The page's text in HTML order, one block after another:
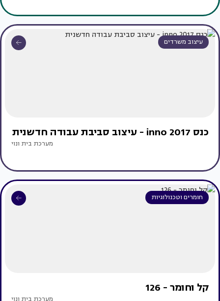
עיצוב משרדים
כנס inno 2017 - עיצוב סביבת עבודה חדשנית
מערכת בית ונוי
חומרים וטכנולוגיות
קל וחומר - 126
מערכת בית ונוי